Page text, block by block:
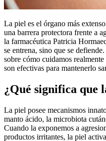
La piel es el órgano más
una barrera protectora frente a
la farmacéutica Patricia
se entrena, sino que se
sobre cómo cuidamos
son efectivas para mantenerlo
¿Qué significa que
La piel posee mecanismos
manto ácido, la microbiota
Cuando la exponemos a
productos irritantes, la piel